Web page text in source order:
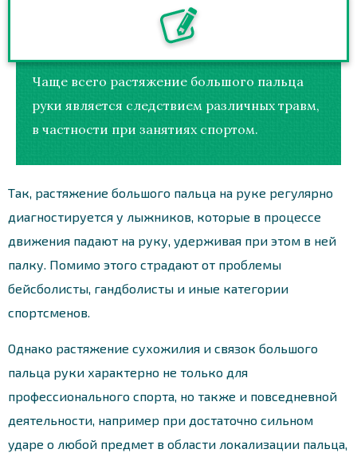
Чаще всего растяжение большого пальца
руки является следствием различных травм,
в частности при занятиях спортом.
Так, растяжение большого пальца на руке регулярно
диагностируется у лыжников, которые в процессе
движения падают на руку, удерживая при этом в ней
палку. Помимо этого страдают от проблемы
бейсболисты, гандболисты и иные категории
спортсменов.
Однако растяжение сухожилия и связок большого
пальца руки характерно не только для
профессионального спорта, но также и повседневной
деятельности, например при достаточно сильном
ударе о любой предмет в области локализации пальца,